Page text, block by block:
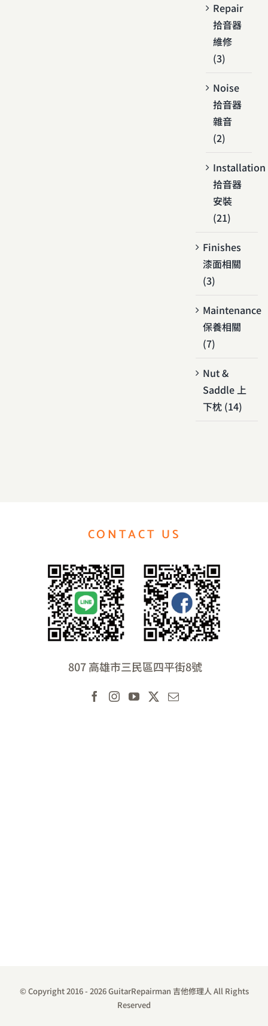
Repair
拾音器
維修
(3)
Noise
拾音器
雜音
(2)
Installation
拾音器
安裝
(21)
Finishes
漆面相關
(3)
Maintenance
保養相關
(7)
Nut &
Saddle 上
下枕 (14)
CONTACT US
807 高雄市三民區四平街8號
© Copyright 2016 - 2026 GuitarRepairman 吉他修理人 All Rights
Reserved